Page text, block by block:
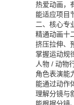
热爱动画，
能适应项目
二、核心专
精通动画十
挤压拉伸、
掌握运动规
人物 / 动物
角色表演能
能通过动作
理解分镜与